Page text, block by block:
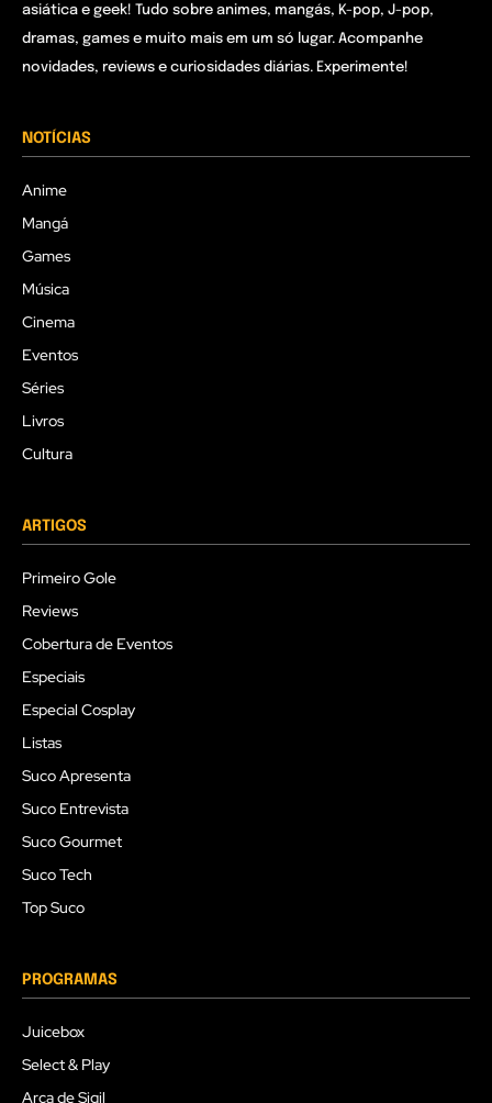
asiática e geek! Tudo sobre animes, mangás, K-pop, J-pop,
dramas, games e muito mais em um só lugar. Acompanhe
novidades, reviews e curiosidades diárias. Experimente!
NOTÍCIAS
Anime
Mangá
Games
Música
Cinema
Eventos
Séries
Livros
Cultura
ARTIGOS
Primeiro Gole
Reviews
Cobertura de Eventos
Especiais
Especial Cosplay
Listas
Suco Apresenta
Suco Entrevista
Suco Gourmet
Suco Tech
Top Suco
PROGRAMAS
Juicebox
Select & Play
Arca de Sigil